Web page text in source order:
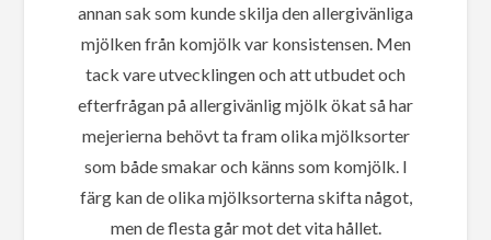
annan sak som kunde skilja den allergivänliga
mjölken från komjölk var konsistensen. Men
tack vare utvecklingen och att utbudet och
efterfrågan på allergivänlig mjölk ökat så har
mejerierna behövt ta fram olika mjölksorter
som både smakar och känns som komjölk. I
färg kan de olika mjölksorterna skifta något,
men de flesta går mot det vita hållet.